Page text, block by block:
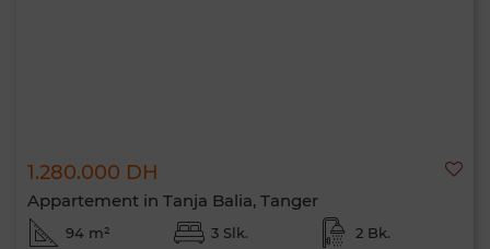
1.280.000 DH
Appartement in Tanja Balia, Tanger
94 m² 3 Slk. 2 Bk.